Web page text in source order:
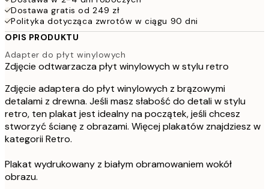
Dostawa gratis od 249 zł
Polityka dotycząca zwrotów w ciągu 90 dni
OPIS PRODUKTU
Adapter do płyt winylowych
Zdjęcie odtwarzacza płyt winylowych w stylu retro
Zdjęcie adaptera do płyt winylowych z brązowymi
detalami z drewna. Jeśli masz słabość do detali w stylu
retro, ten plakat jest idealny na początek, jeśli chcesz
stworzyć ścianę z obrazami. Więcej plakatów znajdziesz w
kategorii Retro.
Plakat wydrukowany z białym obramowaniem wokół
obrazu.